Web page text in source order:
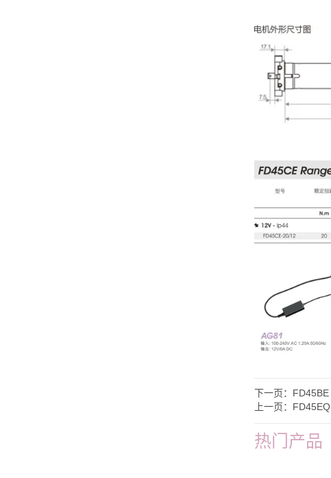
下一页： FD45BE
上一页： FD45EQ
热门产品